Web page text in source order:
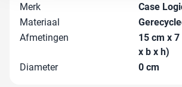
Merk
Case
Materiaal
Afmetingen
15 cm x
x b x h)
Diameter
0 cm